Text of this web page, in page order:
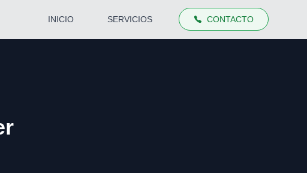
INICIO SERVICIOS CONTACTO